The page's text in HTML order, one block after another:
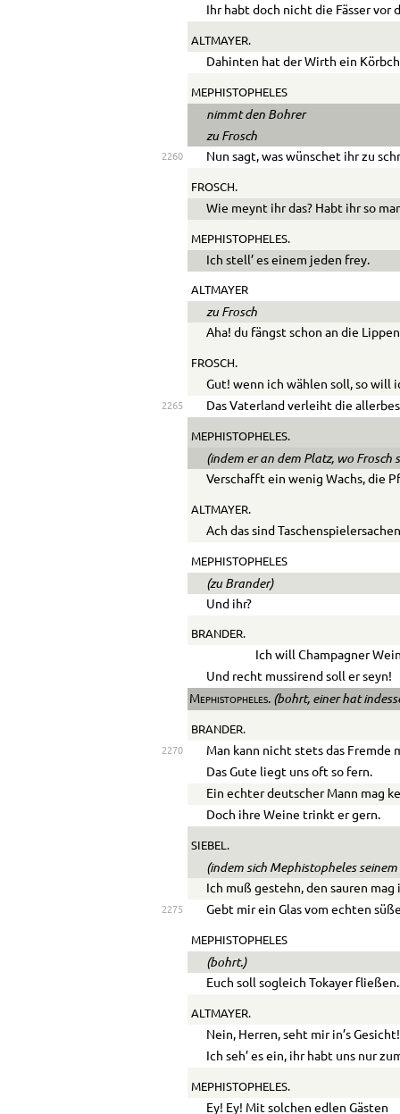
Ihr habt doch nicht die Fässer vor
ALTMAYER.
Dahinten hat der Wirth ein
MEPHISTOPHELES
nimmt den Bohrer
zu Frosch
2260 Nun sagt, was wünschet ihr zu
FROSCH.
Wie meynt ihr das? Habt ihr so
MEPHISTOPHELES.
Ich stell’ es einem jeden frey.
ALTMAYER
zu Frosch
Aha! du fängst schon an die
FROSCH.
Gut! wenn ich wählen soll, so will
2265 Das Vaterland verleiht die
MEPHISTOPHELES.
(indem er an dem Platz, wo Frosch
Verschafft ein wenig Wachs, die
ALTMAYER.
Ach das sind
MEPHISTOPHELES
(zu Brander)
Und ihr?
BRANDER.
Ich will Champagner
Und recht mussirend soll er seyn!
Mephistopheles.(bohrt, einer hat
BRANDER.
2270
Man kann nicht stets das Fremde
Das Gute liegt uns oft so fern.
Ein echter deutscher Mann mag
Doch ihre Weine trinkt er gern.
SIEBEL.
(indem sich Mephistopheles
Ich muß gestehn, den sauren
2275 Gebt mir ein Glas vom echten
MEPHISTOPHELES
(bohrt.)
Euch soll sogleich Tokayer fließen.
ALTMAYER.
Nein, Herren, seht mir in’s Gesicht!
Ich seh’ es ein, ihr habt uns nur
MEPHISTOPHELES.
Ey! Ey! Mit solchen edlen Gästen